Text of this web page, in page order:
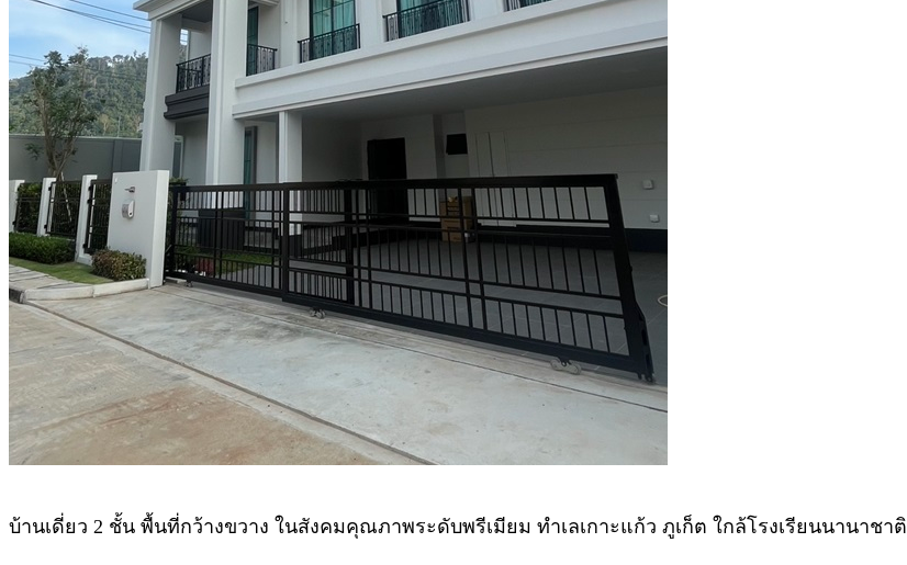
บ้านเดี่ยว 2 ชั้น พื้นที่กว้างขวาง ในสังคมคุณภาพระดับพรีเมียม ทำเลเกาะแก้ว ภูเก็ต ใกล้โรงเรียนนานาชาติ